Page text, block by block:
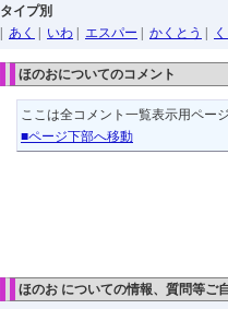
タイプ別
あく いわ エスパー かくとう
ほのおについてのコメント
ここは全コメント一覧表示用ペー
■ページ下部へ移動
ほのお についての情報、質問等ご